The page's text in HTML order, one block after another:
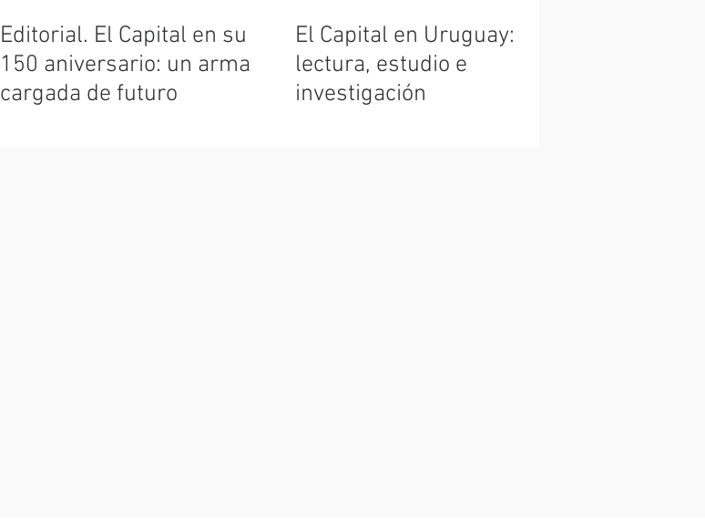
Editorial. El Capital en su
150 aniversario: un arma
cargada de futuro
El Capital en Uruguay:
lectura, estudio e
investigación